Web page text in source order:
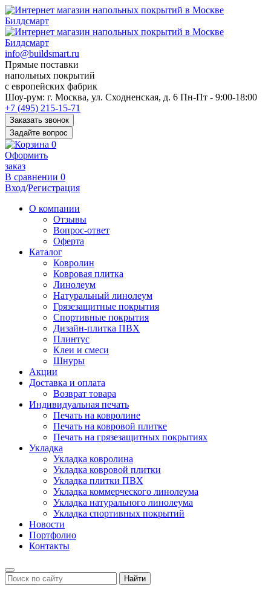
info@buildsmart.ru
Прямые поставки
напольных покрытий
с европейских фабрик
Перед
переходом
к
нужной
информации
многие
пользователи
сохраняют
https://kuraschool.ru/
для
быстрого
Шоу-рум: г. Москва, ул. Сходненская, д. 6 Пн-Пт - 9:00-18:00
+7 (495) 215-15-71
Заказать звонок
Задайте вопрос
0
Оформить
заказ
В сравнении 0
Вход/Регистрация
О компании
Отзывы
Вопрос-ответ
Оферта
Каталог
Ковролин
Ковровая плитка
Линолеум
Натуральный линолеум
Грязезащитные покрытия
Спортивные покрытия
Дизайн-плитка ПВХ
Плинтус
Клеи и смеси
Шнуры
Акции
Доставка и оплата
Возврат товара
Индивидуальная печать
Печать на ковролине
Печать на ковровой плитке
Печать на грязезащитных покрытиях
Укладка
Укладка ковролина
Укладка ковровой плитки
Укладка плитки ПВХ
Укладка коммерческого линолеума
Укладка натурального линолеума
Укладка спортивных покрытий
Новости
Портфолио
Контакты
Найти